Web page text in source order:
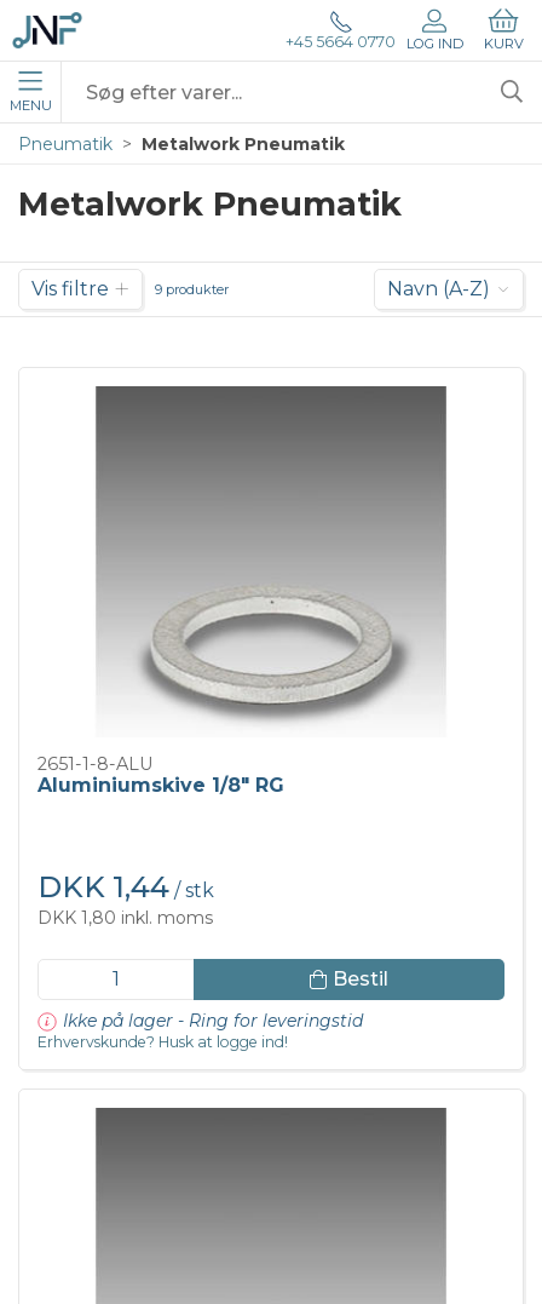
+45 5664 0770 LOG IND KURV
MENU
Pneumatik Metalwork Pneumatik
Metalwork Pneumatik
Vis filtre 9 produkter Navn (A-Z)
2651-1-8-ALU
Aluminiumskive 1/8" RG
DKK 1,44 / stk
DKK 1,80 inkl. moms
Bestil
Ikke på lager - Ring for leveringstid
Erhvervskunde? Husk at logge ind!